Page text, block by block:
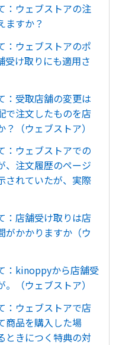
：ウェブストアの注
ますか？
：ウェブストアのポ
受け取りにも適用さ
：受取店舗の変更は
注文したものを店
（ウェブストア）
：ウェブストアでの
、注文履歴のページ
されていたが、実際
：店舗受け取りは店
がかかりますか（ウ
：kinoppyから店舗受
（ウェブストア）
：ウェブストアで店
商品を購入した場
ときにつく特典の対